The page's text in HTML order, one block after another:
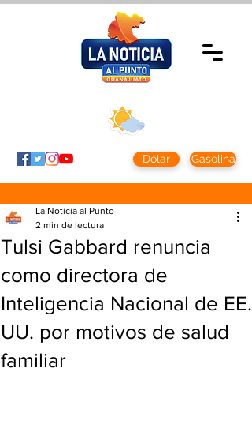
Dolar Gasolina
Tulsi Gabbard renuncia
como directora de
Inteligencia Nacional de EE.
UU. por motivos de salud
familiar
La Noticia al Punto
2 min de lectura